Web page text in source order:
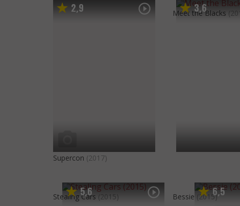
2,9
Supercon (2017)
3,6
Meet the Blacks
5,6
Stealing Cars (2015) 6,5
Bessie (2015)